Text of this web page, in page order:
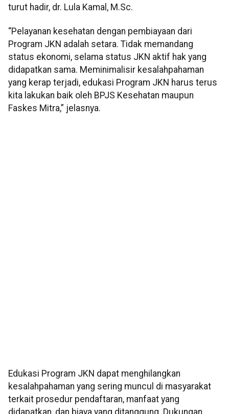
turut hadir, dr. Lula Kamal, M.Sc.
“Pelayanan kesehatan dengan pembiayaan dari
Program JKN adalah setara. Tidak memandang
status ekonomi, selama status JKN aktif hak yang
didapatkan sama. Meminimalisir kesalahpahaman
yang kerap terjadi, edukasi Program JKN harus terus
kita lakukan baik oleh BPJS Kesehatan maupun
Faskes Mitra,” jelasnya.
Edukasi Program JKN dapat menghilangkan
kesalahpahaman yang sering muncul di masyarakat
terkait prosedur pendaftaran, manfaat yang